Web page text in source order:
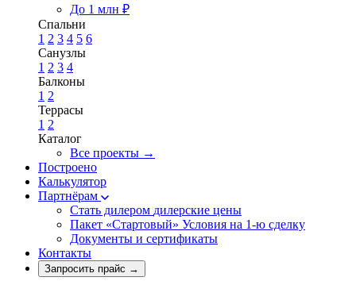
До 1 млн ₽
Спальни
1 2 3 4 5 6
Санузлы
1 2 3 4
Балконы
1 2
Террасы
1 2
Каталог
Все проекты →
Построено
Калькулятор
Партнёрам
Стать дилером дилерские цены
Пакет «Стартовый» Условия на 1-ю сделку
Документы и сертификаты
Контакты
Запросить прайс →